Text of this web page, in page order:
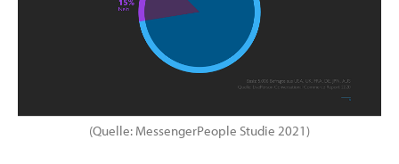
(Quelle: MessengerPeople Studie 2021)